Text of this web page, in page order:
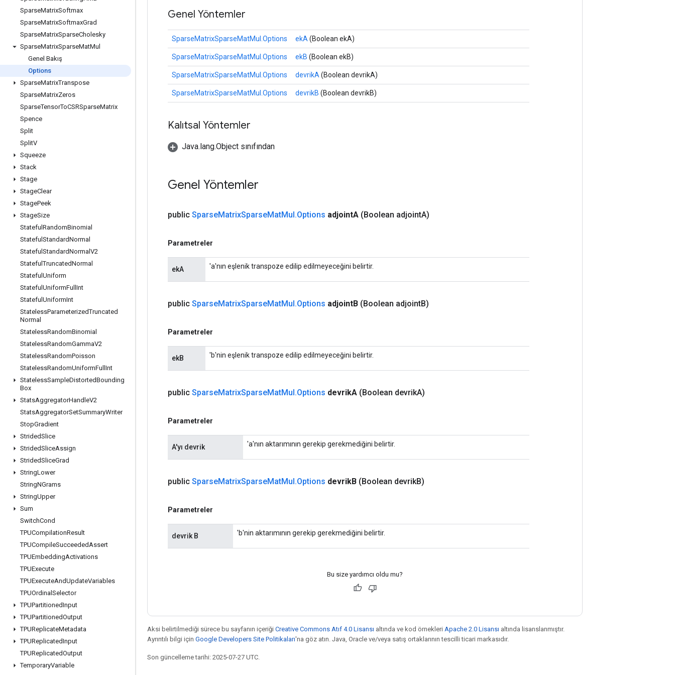
SparseMatrixSoftmax
SparseMatrixSoftmaxGrad
SparseMatrixSparseCholesky
SparseMatrixSparseMatMul
Genel Bakış
Options
SparseMatrixTranspose
SparseMatrixZeros
SparseTensorToCSRSparseMatrix
Spence
Split
SplitV
Squeeze
Stack
Stage
StageClear
StagePeek
StageSize
Stateful RandomBinomial
Stateful StandardNormal
Stateful StandardNormal V2
StatefulTruncatedNormal
Stateful Uniform
Stateful UniformFull Int
Stateful UniformInt
StatelessParameterizedTruncated
Normal
StatelessRandomBinomial
StatelessRandomGammaV2
StatelessRandomPoisson
StatelessRandomUniformFull Int
StatelessSampleDistortedBounding
Box
StatsAggregatorHandleV2
StatsAggregatorSetSummaryWriter
StopGradient
StridedSlice
StridedSliceAssign
StridedSliceGrad
StringLower
StringNGrams
StringUpper
Sum
SwitchCond
TPUCompilationResult
TPUCompileSucceededAssert
TPUEmbeddingActivations
TPUExecute
TPUExecuteAndUpdateVariables
TPUOrdinal Selector
TPUPartitionedInput
TPUPartitionedOutput
TPUReplicateMetadata
TPUReplicatedInput
TPUReplicatedOutput
TemporaryVariable
Genel Yöntemler
SparseMatrixSparseMatMul.Options ekA (Boolean ekA)
SparseMatrixSparseMatMul.Options ekB (Boolean ekB)
SparseMatrixSparseMatMul.Options devrikA (Boolean devrikA)
SparseMatrixSparseMatMul.Options devrikB (Boolean devrikB)
Kalıtsal Yöntemler
Java.lang.Object sınıfından
Genel Yöntemler
public SparseMatrixSparseMatMul.Options adjointA (Boolean adjointA)
Parametreler
ekA 'a'nın eşlenik transpoze edilip edilmeyeceğini belirtir.
public SparseMatrixSparseMatMul.Options adjointB (Boolean adjointB)
Parametreler
ekB 'b'nin eşlenik transpoze edilip edilmeyeceğini belirtir.
public SparseMatrixSparseMatMul.Options devrikA (Boolean devrikA)
Parametreler
A'yı devrik 'a'nın aktarımının gerekip gerekmediğini belirtir.
public SparseMatrixSparseMatMul.Options devrikB (Boolean devrikB)
Parametreler
devrik B 'b'nin aktarımının gerekip gerekmediğini belirtir.
Bu size yardımcı oldu mu?
Aksi belirtilmediği sürece bu sayfanın içeriği Creative Commons Atıf 4.0 Lisansı altında ve kod örnekleri Apache 2.0 Lisansı altında lisanslanmıştır.
Ayrıntılı bilgi için Google Developers Site Politikaları'na göz atın. Java, Oracle ve/veya satış ortaklarının tescilli ticari markasıdır.
Son güncelleme tarihi: 2025-07-27 UTC.